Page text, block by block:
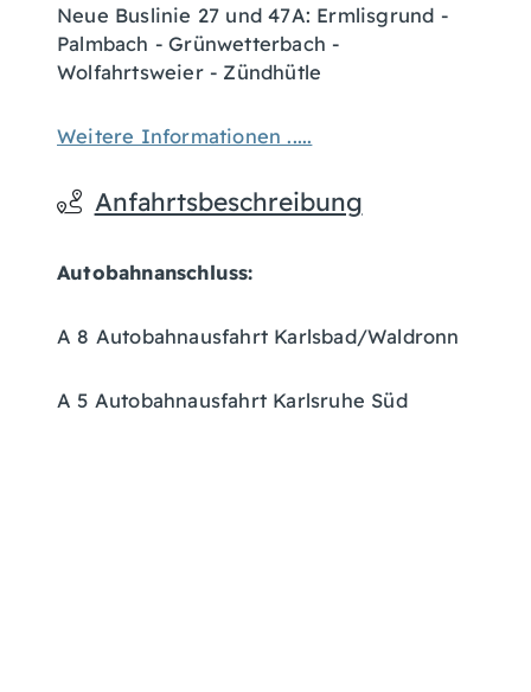
Neue Buslinie 27 und 47A: Ermlisgrund -
Palmbach - Grünwetterbach -
Wolfahrtsweier - Zündhütle
Weitere Informationen .....
Anfahrtsbeschreibung
Autobahnanschluss:
A 8 Autobahnausfahrt Karlsbad/Waldronn
A 5 Autobahnausfahrt Karlsruhe Süd